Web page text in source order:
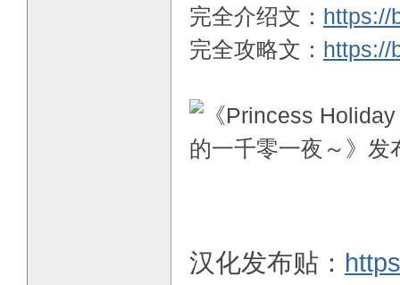
完全介绍文： https://
完全攻略文： https://
汉化发布贴：